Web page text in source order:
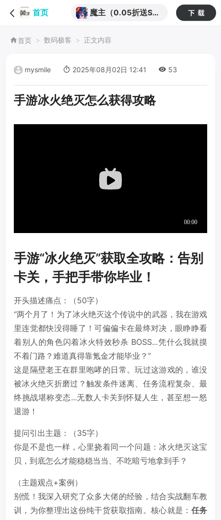
首页
魔主（0.05折送SS
首页 数码极客 正文内容
mysmile 2025年08月02日 12:41 53
手游冰火绝灭怎么获得攻略
手游“冰火绝灭”获取全攻略：告别
卡关，手把手带你毕业！
开头描述痛点：（50字）
“两个月了！为了冰火绝灭这个传说中的武器，我在游戏
里连觉都快没得睡了！可偏偏卡在最终对决，眼睁睁看
着别人的角色闪着冰火特效秒杀 BOSS...凭什么我就摸
不着门路？难道真得靠氪金才能毕业？”
这是隔壁老王在群里咆哮的日常。玩过这游戏的，谁没
被冰火绝灭折磨过？触发条件迷离、任务流程复杂、最
终挑战堪称变态...无数人卡关到怀疑人生，甚至想一怒
退游！
提问引出主题：（35字）
你是不是也一样，心里挠着同一个问题：冰火绝灭这宝
贝，到底怎么才能稳稳当当、不吃暗亏地拿到手？
（主题观点+案例）
别慌！我深入研究了众多大佬的经验，结合实战翻车教
训，为你整理出这份纯干货获取指南。核心就是： 任务